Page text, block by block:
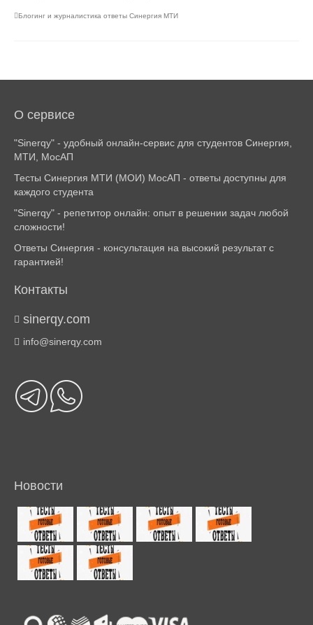
Блогинг и журналистика ответы Синергия МТИ
О сервисе
"Sinerqy" - удобный онлайн-сервис для студентов Синергия,
МТИ, МосАП
Тесты Синергия МТИ (МОИ) МосАП - ответы доступны для
каждого студента
"Sinerqy" - репетитор онлайн: опыт в решении задач любой
сложности!
Ответы Синергия - консультация на высокий результат с
гарантией!
Контакты
sinerqy.com
info@sinerqy.com
Новости